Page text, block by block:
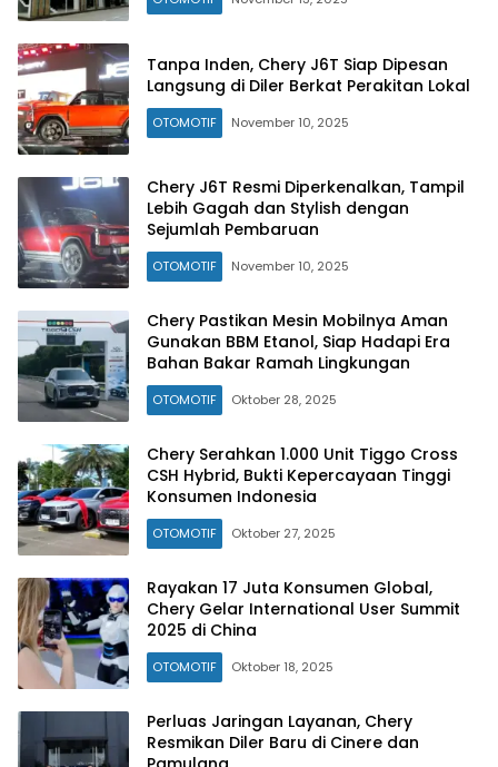
Tanpa Inden, Chery J6T Siap Dipesan
Langsung di Diler Berkat Perakitan Lokal
OTOMOTIF November 10, 2025
Chery J6T Resmi Diperkenalkan, Tampil
Lebih Gagah dan Stylish dengan
Sejumlah Pembaruan
OTOMOTIF November 10, 2025
Chery Pastikan Mesin Mobilnya Aman
Gunakan BBM Etanol, Siap Hadapi Era
Bahan Bakar Ramah Lingkungan
OTOMOTIF Oktober 28, 2025
Chery Serahkan 1.000 Unit Tiggo Cross
CSH Hybrid, Bukti Kepercayaan Tinggi
Konsumen Indonesia
OTOMOTIF Oktober 27, 2025
Rayakan 17 Juta Konsumen Global,
Chery Gelar International User Summit
2025 di China
OTOMOTIF Oktober 18, 2025
Perluas Jaringan Layanan, Chery
Resmikan Diler Baru di Cinere dan